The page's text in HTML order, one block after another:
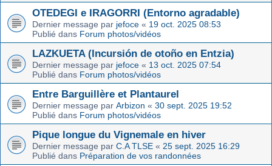
OTEDEGI e IRAGORRI (Entorno agradable)
Dernier message par jefoce « 19 oct. 2025 08:53
Publié dans Forum photos/vidéos
LAZKUETA (Incursión de otoño en Entzia)
Dernier message par jefoce « 13 oct. 2025 07:54
Publié dans Forum photos/vidéos
Entre Barguillère et Plantaurel
Dernier message par Arbizon « 30 sept. 2025 19:52
Publié dans Forum photos/vidéos
Pique longue du Vignemale en hiver
Dernier message par C.A TLSE « 25 sept. 2025 16:29
Publié dans Préparation de vos randonnées